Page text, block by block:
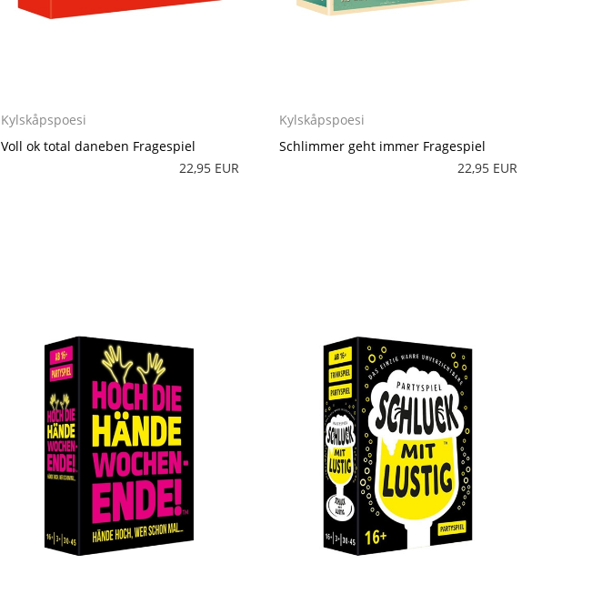
Kylskåpspoesi
Voll ok total daneben Fragespiel
22,95 EUR
Kylskåpspoesi
Schlimmer geht immer Fragespiel
22,95 EUR